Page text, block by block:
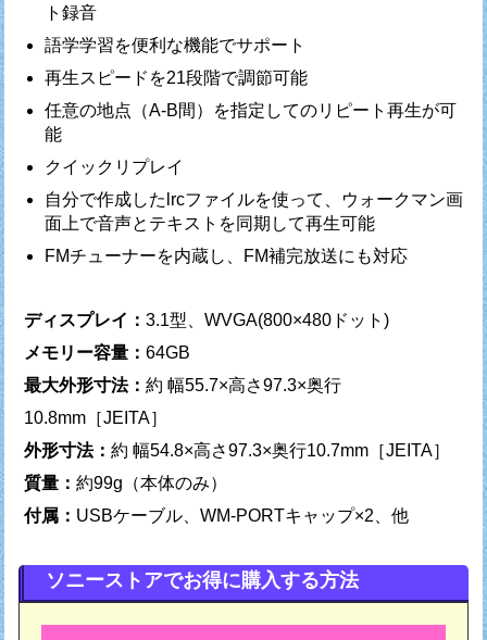
ト録音
語学学習を便利な機能でサポート
再生スピードを21段階で調節可能
任意の地点（A-B間）を指定してのリピート再生が可
能
クイックリプレイ
自分で作成したlrcファイルを使って、ウォークマン画
面上で音声とテキストを同期して再生可能
FMチューナーを内蔵し、FM補完放送にも対応
ディスプレイ： 3.1型、WVGA(800×480ドット)
メモリー容量： 64GB
最大外形寸法： 約 幅55.7×高さ97.3×奥行
10.8mm［JEITA］
外形寸法： 約 幅54.8×高さ97.3×奥行10.7mm［JEITA］
質量： 約99g（本体のみ）
付属： USBケーブル、WM-PORTキャップ×2、他
ソニーストアでお得に購入する方法